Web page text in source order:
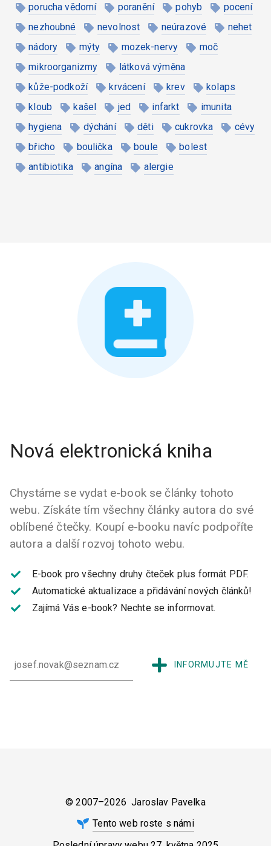
porucha vědomí
poranění pohyb
pocení
nezhoubné
nevolnost neúrazové
nehet
nádory
mýty mozek-nervy
moč
mikroorganizmy
látková výměna
kůže-podkoží
krvácení krev
kolaps
kloub
kašel jed infarkt
imunita
hygiena
dýchání děti cukrovka
cévy
břicho
boulička boule
bolest
antibiotika
angína alergie
Nová elektronická kniha
Chystáme se vydat e-book se články tohoto
webu. Získáte tím všechny články autora do své
oblíbené čtečky. Koupí e-booku navíc podpoříte
autora a další rozvoj tohoto webu.
E-book pro všechny druhy čteček plus formát PDF.
Automatické aktualizace a přidávání nových článků!
Zajímá Vás e-book? Nechte se informovat.
INFORMUJTE MĚ
© 2007–2026 Jaroslav Pavelka
Tento web roste s námi